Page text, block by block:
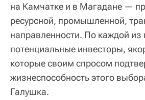
на Камчатке и в Магадане —
ресурсной, промышленной,
направленности. По каждой из
потенциальные инвесторы,
которые своим спросом
жизнеспособность этого
Галушка.